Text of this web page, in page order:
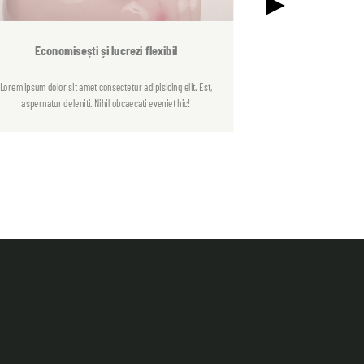
Economisești și lucrezi flexibil
Lorem ipsum dolor sit amet consectetur adipisicing elit. Est,
aspernatur deleniti. Nihil obcaecati eveniet hic!